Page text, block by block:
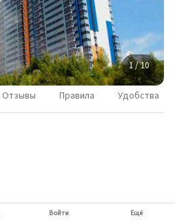
1 / 10
Отзывы Правила Удобства
Войти Ещё